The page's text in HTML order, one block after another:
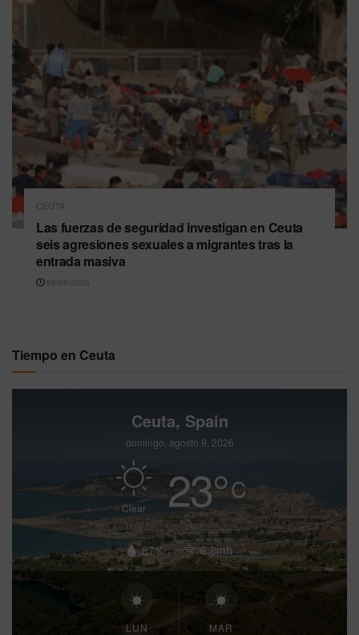
CEUTA
Las fuerzas de seguridad investigan en Ceuta
seis agresiones sexuales a migrantes tras la
entrada masiva
08/08/2026
Tiempo en Ceuta
Ceuta, Spain
domingo, agosto 9, 2026
Clear 23°C
87% 6.8mh
LUN MAR